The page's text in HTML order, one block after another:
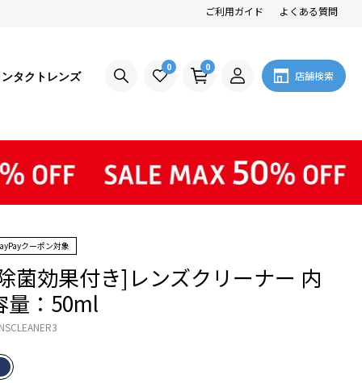
ご利用ガイド よくある質問
ンタクトレンズ
0 0
店舗検索
クーポン対象
菌効果付き]レンズクリーナー 内
量：50ml